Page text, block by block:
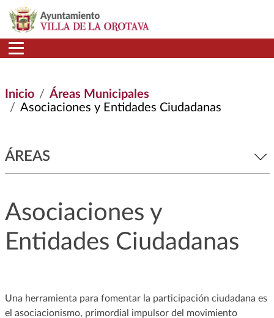
Pasar al contenido principal
Inicio
Áreas Municipales
Asociaciones y Entidades Ciudadanas
ÁREAS
Asociaciones y
Entidades Ciudadanas
Una herramienta para fomentar la participación ciudadana es
el asociacionismo, primordial impulsor del movimiento